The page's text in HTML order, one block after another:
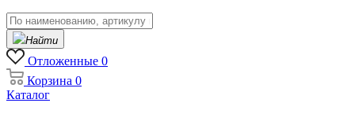
Найти
Отложенные 0
Корзина 0
Каталог